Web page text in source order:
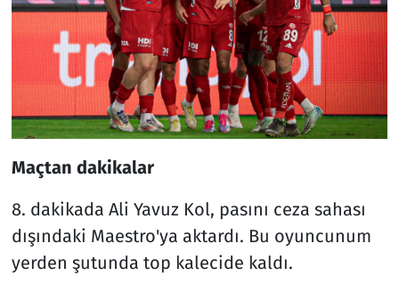
Maçtan dakikalar
8. dakikada Ali Yavuz Kol, pasını ceza sahası
dışındaki Maestro'ya aktardı. Bu oyuncunum
yerden şutunda top kalecide kaldı.